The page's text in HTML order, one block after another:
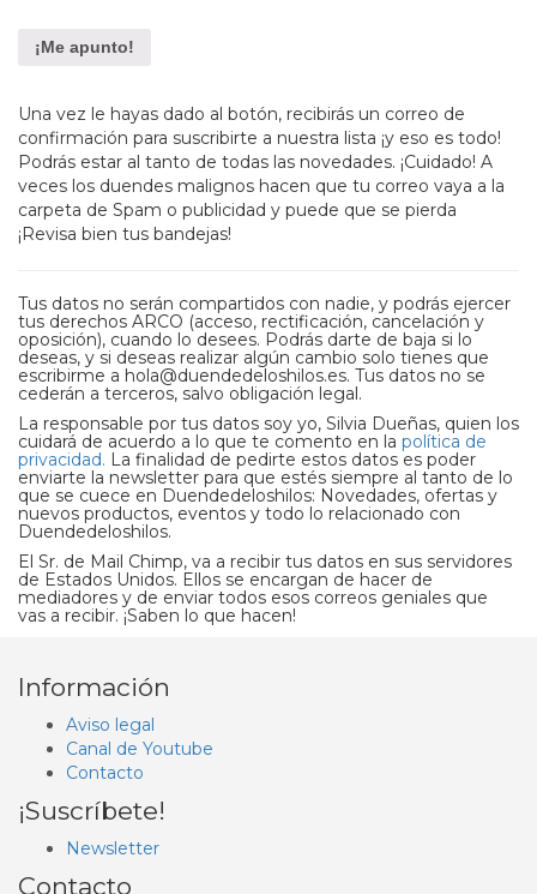
Una vez le hayas dado al botón, recibirás un correo de
confirmación para suscribirte a nuestra lista ¡y eso es todo!
Podrás estar al tanto de todas las novedades. ¡Cuidado! A
veces los duendes malignos hacen que tu correo vaya a la
carpeta de Spam o publicidad y puede que se pierda
¡Revisa bien tus bandejas!
Tus datos no serán compartidos con nadie, y podrás ejercer
tus derechos ARCO (acceso, rectificación, cancelación y
oposición), cuando lo desees. Podrás darte de baja si lo
deseas, y si deseas realizar algún cambio solo tienes que
escribirme a hola@duendedeloshilos.es. Tus datos no se
cederán a terceros, salvo obligación legal.
La responsable por tus datos soy yo, Silvia Dueñas, quien los
cuidará de acuerdo a lo que te comento en la política de
privacidad. La finalidad de pedirte estos datos es poder
enviarte la newsletter para que estés siempre al tanto de lo
que se cuece en Duendedeloshilos: Novedades, ofertas y
nuevos productos, eventos y todo lo relacionado con
Duendedeloshilos.
El Sr. de Mail Chimp, va a recibir tus datos en sus servidores
de Estados Unidos. Ellos se encargan de hacer de
mediadores y de enviar todos esos correos geniales que
vas a recibir. ¡Saben lo que hacen!
Información
Aviso legal
Canal de Youtube
Contacto
¡Suscríbete!
Newsletter
Contacto